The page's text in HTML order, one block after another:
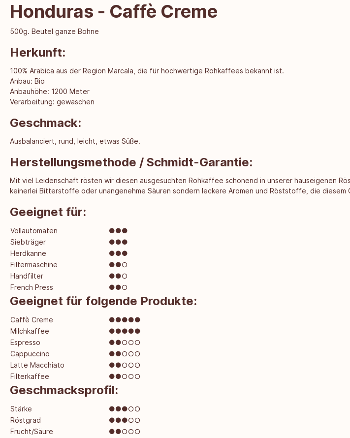
Honduras - Caffè Creme
500g. Beutel ganze Bohne
Herkunft:
100% Arabica aus der Region Marcala, die für hochwertige Rohkaffees bekannt ist.
Anbau: Bio
Anbauhöhe: 1200 Meter
Verarbeitung: gewaschen
Geschmack:
Ausbalanciert, rund, leicht, etwas Süße.
Herstellungsmethode / Schmidt-Garantie:
Mit viel Leidenschaft rösten wir diesen ausgesuchten Rohkaffee schonend in unserer hauseigenen
keinerlei Bitterstoffe oder unangenehme Säuren sondern leckere Aromen und Röststoffe, die diesem
Geeignet für:
Vollautomaten
●●●
Siebträger
●●●
Herdkanne
●●●
Filtermaschine
●●○
Handfilter
●●○
French Press
●●○
Geeignet für folgende Produkte:
Caffè Creme
●●●●●
Milchkaffee
●●●●●
Espresso
●●○○○
Cappuccino
●●○○○
Latte Macchiato
●●○○○
Filterkaffee
●●○○○
Geschmacksprofil:
Stärke
●●●○○
Röstgrad
●●●○○
Frucht/Säure
●●○○○